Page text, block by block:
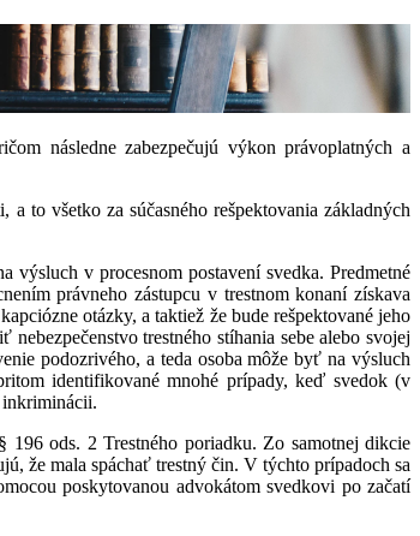
následne zabezpečujú výkon právoplatných a
to všetko za súčasného rešpektovania základných
v procesnom postavení svedka. Predmetné
právneho zástupcu v trestnom konaní získava
otázky, a taktiež že bude rešpektované jeho
trestného stíhania sebe alebo svojej
podozrivého, a teda osoba môže byť na výsluch
identifikované mnohé prípady, keď svedok (v
inkriminácii.
ods. 2 Trestného poriadku. Zo samotnej dikcie
že mala spáchať trestný čin. V týchto prípadoch sa
poskytovanou advokátom svedkovi po začatí